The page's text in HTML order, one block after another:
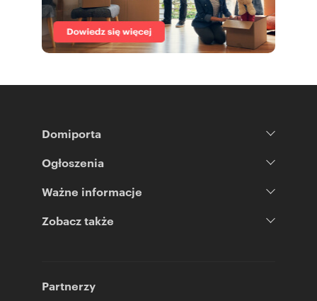
Domiporta
Ogłoszenia
Ważne informacje
Zobacz także
Partnerzy